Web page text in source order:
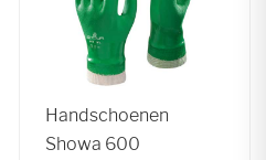
Handschoenen
Showa 600